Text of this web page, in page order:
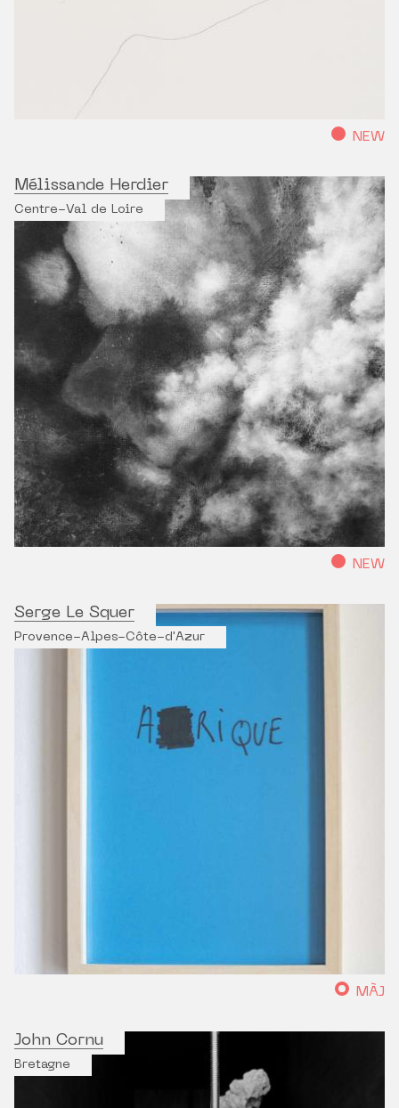
NEW
Mélissande Herdier
Centre-Val de Loire
NEW
Serge Le Squer
Provence-Alpes-Côte-d'Azur
MÀJ
John Cornu
Bretagne